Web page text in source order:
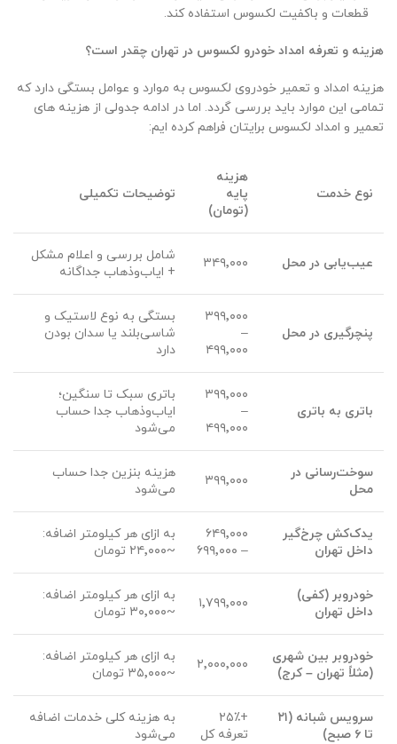
قطعات و باکفیت لکسوس استفاده کند.
هزینه و تعرفه امداد خودرو لکسوس در تهران چقدر است؟
هزینه امداد و تعمیر خودروی لکسوس به موارد و عوامل بستگی دارد که
تمامی این موارد باید بررسی گردد. اما در ادامه جدولی از هزینه های
تعمیر و امداد لکسوس برایتان فراهم کرده ایم:
نوع خدمت
هزینه
پایه
(تومان)
توضیحات تکمیلی
عیب‌یابی در محل ۳۴۹٬۰۰۰
شامل بررسی و اعلام مشکل
+ ایاب‌و‌ذهاب جداگانه
پنچرگیری در محل
۳۹۹٬۰۰۰
–
۴۹۹٬۰۰۰
بستگی به نوع لاستیک و
شاسی‌بلند یا سدان بودن
دارد
باتری به باتری
۳۹۹٬۰۰۰
–
۴۹۹٬۰۰۰
باتری سبک تا سنگین؛
ایاب‌و‌ذهاب جدا حساب
می‌شود
سوخت‌رسانی در
محل
۳۹۹٬۰۰۰
هزینه بنزین جدا حساب
می‌شود
یدک‌کش چرخ‌گیر
داخل تهران
۶۴۹٬۰۰۰
– ۶۹۹٬۰۰۰
به ازای هر کیلومتر اضافه:
~۲۴٬۰۰۰ تومان
خودروبر (کفی)
داخل تهران
۱٬۷۹۹٬۰۰۰
به ازای هر کیلومتر اضافه:
~۳۰٬۰۰۰ تومان
خودروبر بین شهری
(مثلاً تهران – کرج)
۲٬۰۰۰٬۰۰۰
به ازای هر کیلومتر اضافه:
~۳۵٬۰۰۰ تومان
سرویس شبانه (۲۱
تا ۶ صبح)
+۲۵٪
تعرفه کل
به هزینه کلی خدمات اضافه
می‌شود